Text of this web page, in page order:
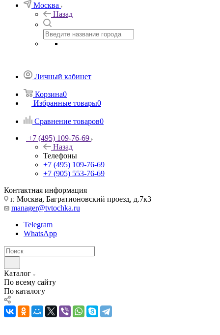
Москва
Назад
Личный кабинет
Корзина0
Избранные товары0
Сравнение товаров0
+7 (495) 109-76-69
Назад
Телефоны
+7 (495) 109-76-69
+7 (905) 553-76-69
Контактная информация
г. Москва, Багратионовский проезд, д.7к3
manager@tvtochka.ru
Telegram
WhatsApp
Каталог
По всему сайту
По каталогу